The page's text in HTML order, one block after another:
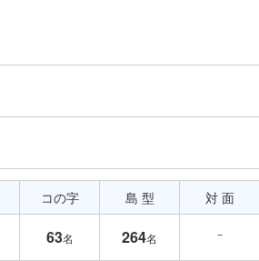
コの字
63名
島 型
264名
対 面
－